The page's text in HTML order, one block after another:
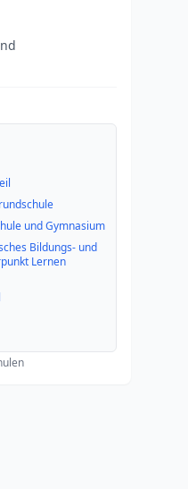
und Gymnasium
Bildungs- und
Lernen